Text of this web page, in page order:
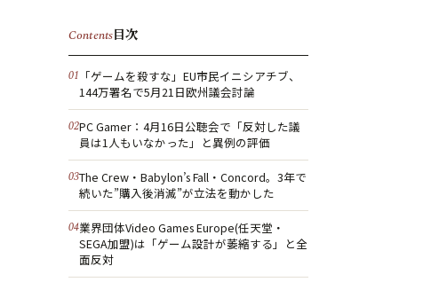
Contents目次
「ゲームを殺すな」EU市民イニシアチブ、
144万署名で5月21日欧州議会討論
PC Gamer：4月16日公聴会で「反対した議
員は1人もいなかった」と異例の評価
The Crew・Babylon’s Fall・Concord。3年で
続いた”購入後消滅”が立法を動かした
業界団体Video Games Europe(任天堂・
SEGA加盟)は「ゲーム設計が萎縮する」と全
面反対